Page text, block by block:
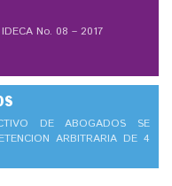
No. 08 – 2017
DE ABOGADOS SE
ARBITRARIA DE 4